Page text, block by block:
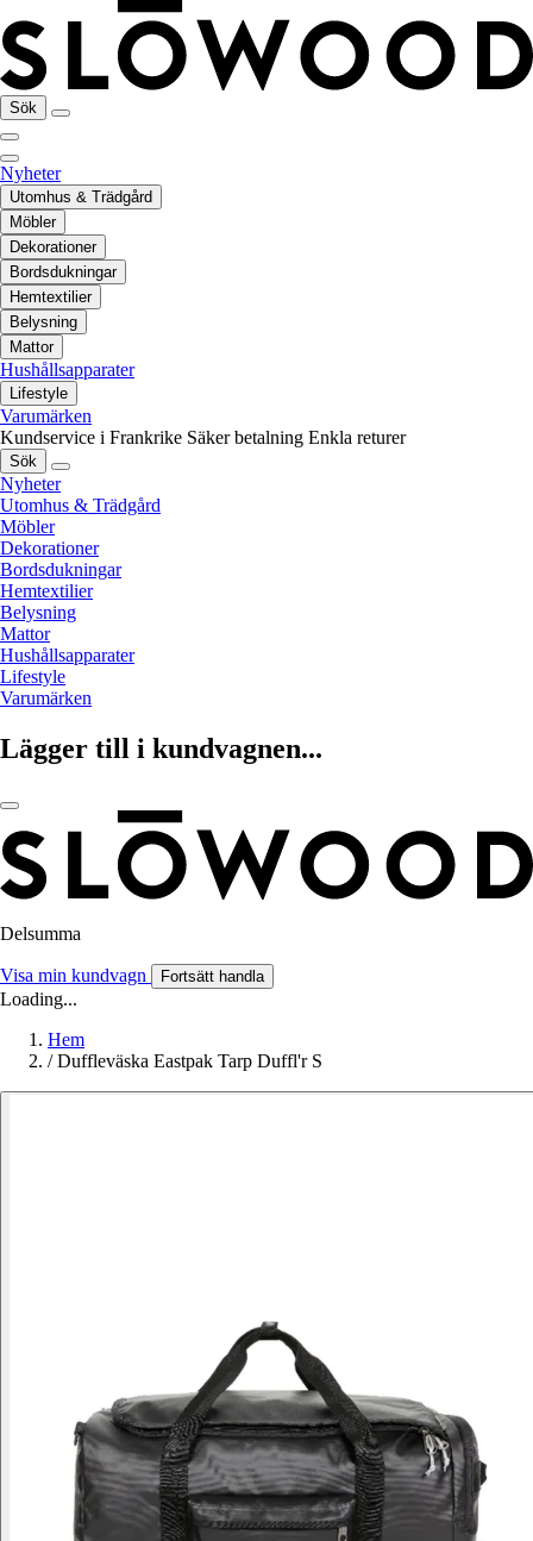
Sök
Nyheter
Utomhus & Trädgård
Möbler
Dekorationer
Bordsdukningar
Hemtextilier
Belysning
Mattor
Hushållsapparater
Lifestyle
Varumärken
Kundservice i Frankrike Säker betalning Enkla returer
Sök
Nyheter
Utomhus & Trädgård
Möbler
Dekorationer
Bordsdukningar
Hemtextilier
Belysning
Mattor
Hushållsapparater
Lifestyle
Varumärken
Lägger till i kundvagnen...
Delsumma
Visa min kundvagn Fortsätt handla
Loading...
Hem
/ Duffleväska Eastpak Tarp Duffl'r S